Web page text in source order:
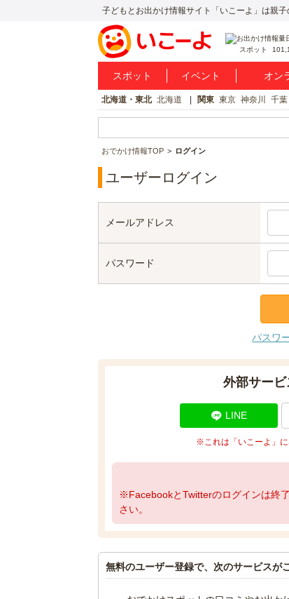
子どもとお出かけ情報サイト「いこーよ」は親
スポット
スポット イベント オン
北海道・東北 北海道 関東 東京 神奈川 千葉
おでかけ情報TOP ログイン
ユーザーログイン
メールアドレス
パスワード
パスワ
外部サー
LINE
※これは「いこーよ」に
※FacebookとTwitterのログインは終
さい。
無料のユーザー登録で、次のサービスが